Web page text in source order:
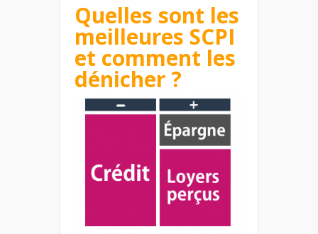
Quelles sont les
meilleures SCPI
et comment les
dénicher ?